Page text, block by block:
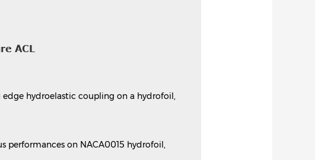
ACL
edge hydroelastic coupling on a hydrofoil,
performances on NACA0015 hydrofoil,